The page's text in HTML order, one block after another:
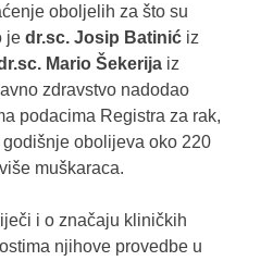
oboljelih za što su
je dr.sc. Josip Batinić iz
Mario Šekerija iz
zdravstvo nadodao
podacima Registra za rak,
obolijeva oko 220
muškaraca.
i o značaju kliničkih
njihove provedbe u